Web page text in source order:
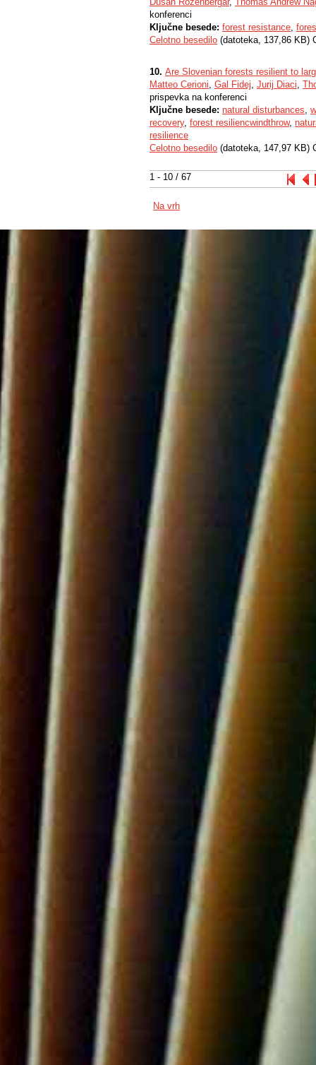
1 - 10 / 67
konferenci
Ključne besede: forest resistance,
Celotno besedilo (datoteka, 137,86 KB)
10. Are Slovenian forests resilient to
Matteo Cerioni, Gal Fidej, Jurij Diaci,
prispevka na konferenci
Ključne besede: natural disturbances,
recovery, forest resiliencwindthrow,
resilience
Celotno besedilo (datoteka, 147,97 KB)
Na vrh